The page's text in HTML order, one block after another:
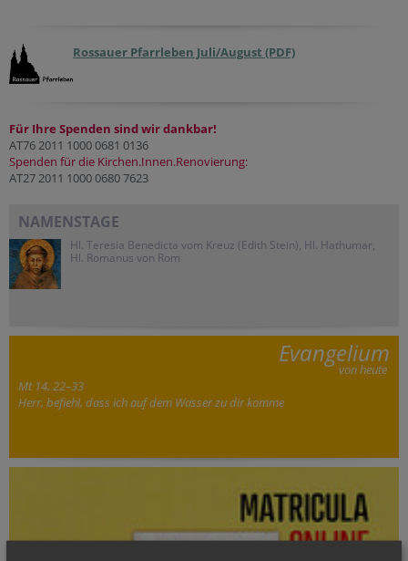
Rossauer Pfarrleben Juli/August (PDF)
Für Ihre Spenden sind wir dankbar!
AT76 2011 1000 0681 0136
Spenden für die Kirchen.Innen.Renovierung:
AT27 2011 1000 0680 7623
NAMENSTAGE
Hl. Teresia Benedicta vom Kreuz (Edith Stein), Hl. Hathumar,
Hl. Romanus von Rom
Evangelium
von heute
Mt 14, 22–33
Herr, befiehl, dass ich auf dem Wasser zu dir komme